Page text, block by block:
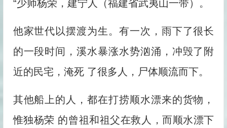
“少师杨荣，建宁人（福建省武夷山一带）。
他家世代以摆渡为生。有一次，雨下了很长
的一段时间，溪水暴涨水势汹涌，冲毁了附
近的民宅，淹死 了很多人，尸体顺流而下。
其他船上的人，都在打捞顺水漂来的货物，
惟独杨荣 的曾祖和祖父在救人，而顺水漂下